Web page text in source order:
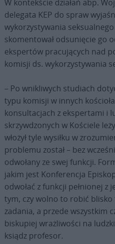
W kontekście działań abp.
delegata KEP do spraw
wykorzystywania
skomentował odsunięcie go
ekspertów pracujących nad
komisji ds. wykorzystywania
– Po wnikliwych studiach
typu komisji w innych
konsultacjach z ekspertami i
skrzywdzonych w Kościele
włożył tyle wysiłku w
problemu został – bez
odwołany ze swej funkcji.
jakim jest Konferencja
odwołać z funkcji pełnionej z
tym, czy wolno to robić blisko
zadania, a przede wszystkim
biskupiej wrażliwości na
ksiądz profesor.